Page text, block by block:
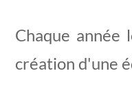
Chaque
création d'une